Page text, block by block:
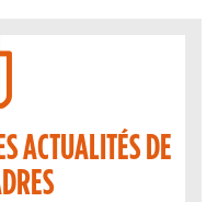
ACTUALITÉS DE